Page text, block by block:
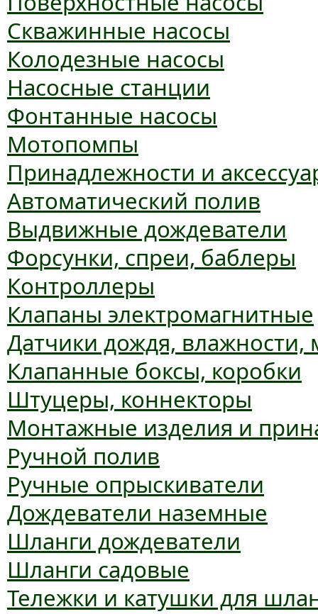
Скважинные насосы
Колодезные насосы
Насосные станции
Фонтанные насосы
Мотопомпы
Принадлежности и
Автоматический полив
Выдвижные дождеватели
Форсунки, спреи, баблеры
Контроллеры
Клапаны электромагнитные
Датчики дождя, влажности,
Клапанные боксы, коробки
Штуцеры, коннекторы
Монтажные изделия и
Ручной полив
Ручные опрыскиватели
Дождеватели наземные
Шланги дождеватели
Шланги садовые
Тележки и катушки для